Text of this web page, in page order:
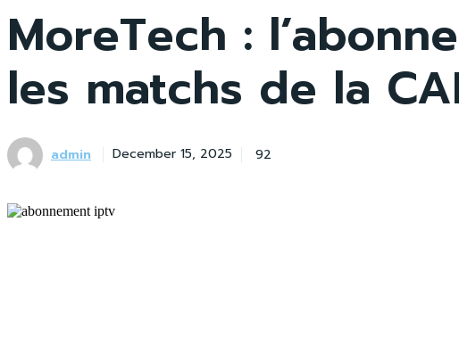
MoreTech :
les matchs de la
admin December 15, 2025 92